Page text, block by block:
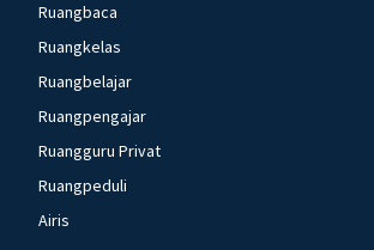
Ruangbaca
Ruangkelas
Ruangbelajar
Ruangpengajar
Ruangguru Privat
Ruangpeduli
Airis